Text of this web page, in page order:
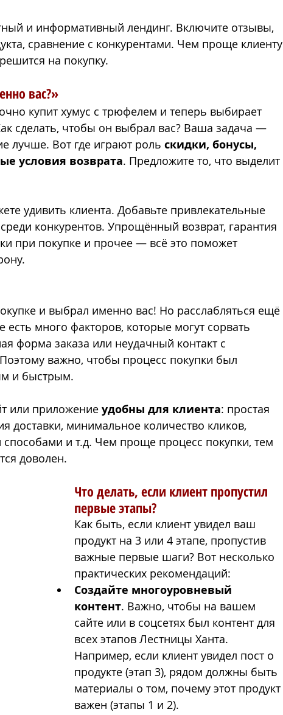
и информативный лендинг. Включите отзывы,
сравнение с конкурентами. Чем проще клиенту
на покупку.
вас?»
купит хумус с трюфелем и теперь выбирает
сделать, чтобы он выбрал вас? Ваша задача —
лучше. Вот где играют роль скидки, бонусы,
условия возврата. Предложите то, что выделит
удивить клиента. Добавьте привлекательные
конкурентов. Упрощённый возврат, гарантия
при покупке и прочее — всё это поможет
и выбрал именно вас! Но расслабляться ещё
много факторов, которые могут сорвать
форма заказа или неудачный контакт с
важно, чтобы процесс покупки был
и быстрым.
или приложение удобны для клиента: простая
доставки, минимальное количество кликов,
и т.д. Чем проще процесс покупки, тем
доволен.
Что делать, если клиент пропустил
первые этапы?
Как быть, если клиент увидел ваш
продукт на 3 или 4 этапе, пропустив
важные первые шаги? Вот несколько
практических рекомендаций:
Создайте многоуровневый
контент. Важно, чтобы на вашем
сайте или в соцсетях был контент для
всех этапов Лестницы Ханта.
Например, если клиент увидел пост о
продукте (этап 3), рядом должны быть
материалы о том, почему этот продукт
важен (этапы 1 и 2).